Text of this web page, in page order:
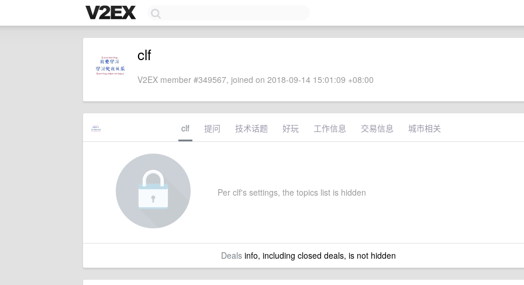
clf
V2EX member #349567, joined on 2018-09-14 15:01:09 +08:00
clf 提问 技术话题 好玩 工作信息 交易信息 城市相关
Per clf's settings, the topics list is hidden
Dealsinfo, including closed deals, is not hidden